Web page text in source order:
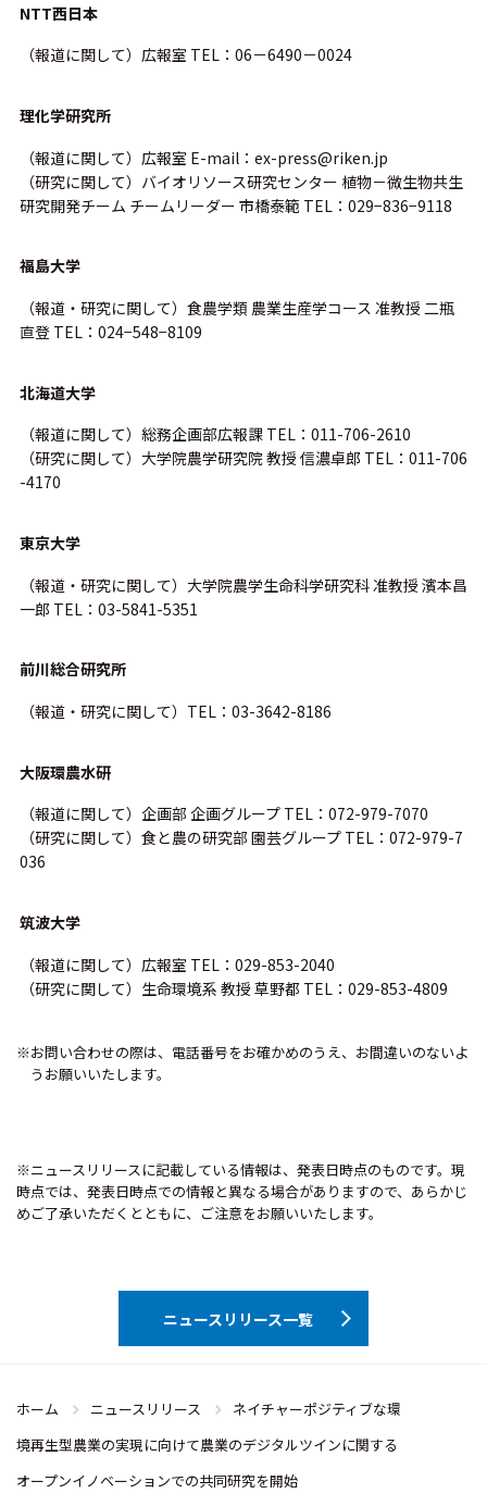
NTT西日本
（報道に関して）広報室 TEL：06－6490－0024
理化学研究所
（報道に関して）広報室 E-mail：ex-press@riken.jp
（研究に関して）バイオリソース研究センター 植物－微生物共生
研究開発チーム チームリーダー 市橋泰範 TEL：029−836−9118
福島大学
（報道・研究に関して）食農学類 農業生産学コース 准教授 二瓶
直登 TEL：024−548−8109
北海道大学
（報道に関して）総務企画部広報課 TEL：011-706-2610
（研究に関して）大学院農学研究院 教授 信濃卓郎 TEL：011-706
-4170
東京大学
（報道・研究に関して）大学院農学生命科学研究科 准教授 濱本昌
一郎 TEL：03-5841-5351
前川総合研究所
（報道・研究に関して）TEL：03-3642-8186
大阪環農水研
（報道に関して）企画部 企画グループ TEL：072-979-7070
（研究に関して）食と農の研究部 園芸グループ TEL：072-979-7
036
筑波大学
（報道に関して）広報室 TEL：029-853-2040
（研究に関して）生命環境系 教授 草野都 TEL：029-853-4809
※お問い合わせの際は、電話番号をお確かめのうえ、お間違いのないよ
うお願いいたします。
※ニュースリリースに記載している情報は、発表日時点のものです。現
時点では、発表日時点での情報と異なる場合がありますので、あらかじ
めご了承いただくとともに、ご注意をお願いいたします。
ニュースリリース一覧
ホーム ニュースリリース
ネイチャーポジティブな環
境再生型農業の実現に向けて農業のデジタルツインに関する
オープンイノベーションでの共同研究を開始